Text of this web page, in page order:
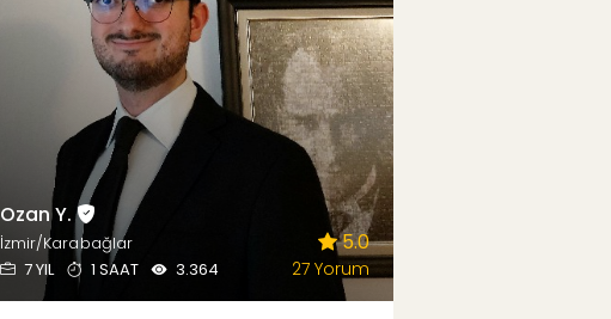
Ozan Y.
İzmir/Karabağlar
7 YIL
1 SAAT 3.364
5.0
27 Yorum